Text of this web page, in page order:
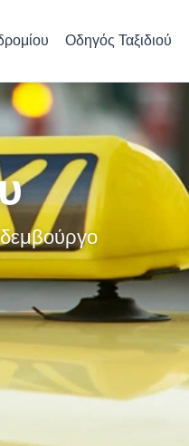
Οδηγός Ταξιδιού